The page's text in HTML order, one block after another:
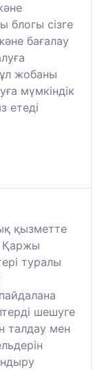
блогы сізге
бағалау
жобаны
мүмкіндік
етеді
қызметте
Қаржы
туралы
шешуге
талдау мен